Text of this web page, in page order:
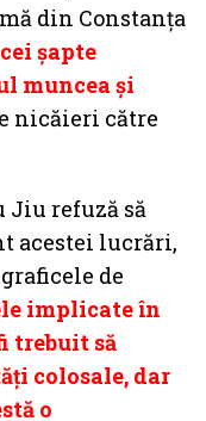
din Constanța
șapte
muncea și
nicăieri către
Jiu refuză să
acestei lucrări,
de
implicate în
trebuit să
colosale, dar
o